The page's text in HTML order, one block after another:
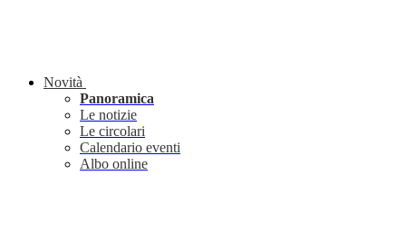
Novità
Panoramica
Le notizie
Le circolari
Calendario eventi
Albo online